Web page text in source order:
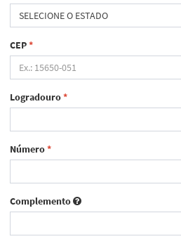
SELECIONE O ESTADO
CEP*
Logradouro*
Número*
Complemento